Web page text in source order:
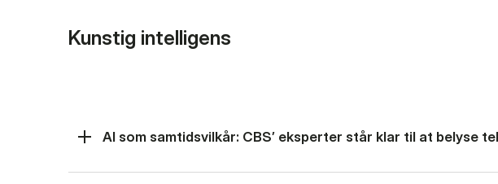
Kunstig intelligens
AI som samtidsvilkår: CBS’ eksperter står klar til at belyse